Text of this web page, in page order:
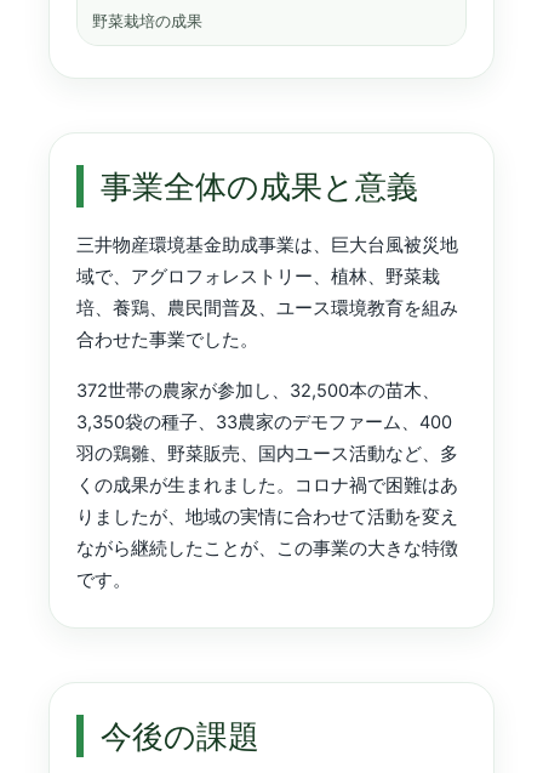
野菜栽培の成果
事業全体の成果と意義
三井物産環境基金助成事業は、巨大台風被災地
域で、アグロフォレストリー、植林、野菜栽
培、養鶏、農民間普及、ユース環境教育を組み
合わせた事業でした。
372世帯の農家が参加し、32,500本の苗木、
3,350袋の種子、33農家のデモファーム、400
羽の鶏雛、野菜販売、国内ユース活動など、多
くの成果が生まれました。コロナ禍で困難はあ
りましたが、地域の実情に合わせて活動を変え
ながら継続したことが、この事業の大きな特徴
です。
今後の課題